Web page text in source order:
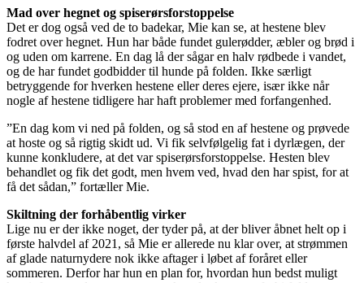
Mad over hegnet og spiserørsforstoppelse
Det er dog også ved de to badekar, Mie kan se, at hestene blev
fodret over hegnet. Hun har både fundet gulerødder, æbler og brød i
og uden om karrene. En dag lå der sågar en halv rødbede i vandet,
og de har fundet godbidder til hunde på folden. Ikke særligt
betryggende for hverken hestene eller deres ejere, især ikke når
nogle af hestene tidligere har haft problemer med forfangenhed.
”En dag kom vi ned på folden, og så stod en af hestene og prøvede
at hoste og så rigtig skidt ud. Vi fik selvfølgelig fat i dyrlægen, der
kunne konkludere, at det var spiserørsforstoppelse. Hesten blev
behandlet og fik det godt, men hvem ved, hvad den har spist, for at
få det sådan,” fortæller Mie.
Skiltning der forhåbentlig virker
Lige nu er der ikke noget, der tyder på, at der bliver åbnet helt op i
første halvdel af 2021, så Mie er allerede nu klar over, at strømmen
af glade naturnydere nok ikke aftager i løbet af foråret eller
sommeren. Derfor har hun en plan for, hvordan hun bedst muligt